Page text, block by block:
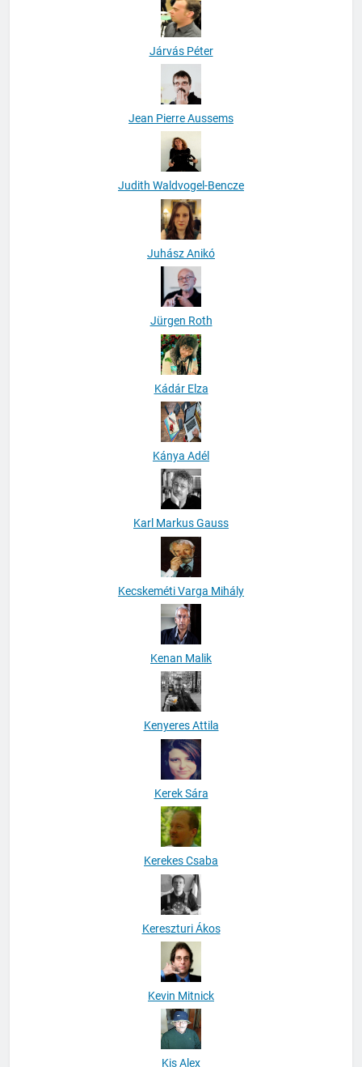
Járvás Péter
Jean Pierre Aussems
Judith Waldvogel-Bencze
Juhász Anikó
Jürgen Roth
Kádár Elza
Kánya Adél
Karl Markus Gauss
Kecskeméti Varga Mihály
Kenan Malik
Kenyeres Attila
Kerek Sára
Kerekes Csaba
Kereszturi Ákos
Kevin Mitnick
Kis Alex